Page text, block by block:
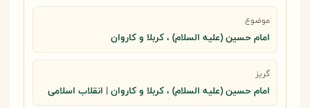
موضوع
امام حسین (علیه السلام) ، کربلا و کاروان
گریز
امام حسین (علیه السلام) ، کربلا و کاروان | انقلاب اسلامی